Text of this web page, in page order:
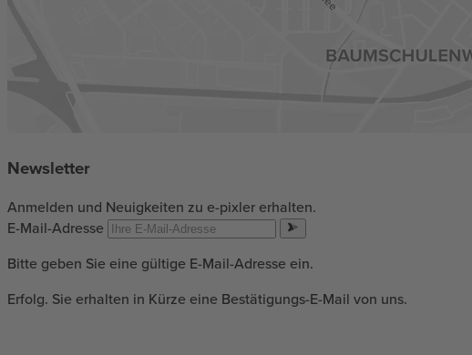
Newsletter
Anmelden und Neuigkeiten zu e-pixler erhalten.
E-Mail-Adresse
Bitte geben Sie eine gültige E-Mail-Adresse ein.
Erfolg. Sie erhalten in Kürze eine Bestätigungs-E-Mail von uns.